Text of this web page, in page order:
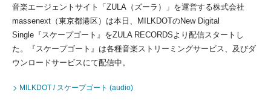
音楽エージェントサイト「ZULA（ズーラ）」を運営する株式会社
massenext（東京都港区）は本日、MILKDOTのNew Digital
Single『スケープゴート』をZULA RECORDSより配信スタートし
た。『スケープゴート』は各種音楽ストリーミングサービス、及びダ
ウンロードサービスにて配信中。
MILKDOT / スケープゴート (audio)